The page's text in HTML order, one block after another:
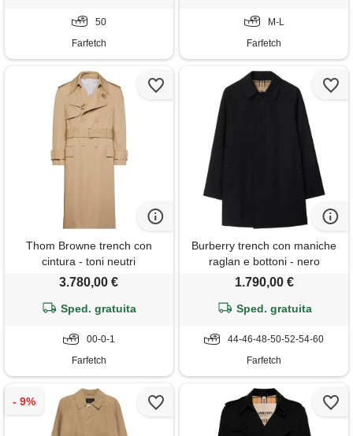
50
Farfetch
M-L
Farfetch
Thom Browne trench con
cintura - toni neutri
3.780,00 €
Sped. gratuita
00-0-1
Farfetch
Burberry trench con maniche
raglan e bottoni - nero
1.790,00 €
Sped. gratuita
44-46-48-50-52-54-60
Farfetch